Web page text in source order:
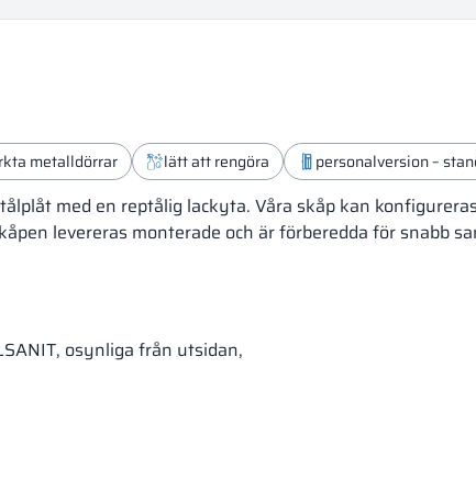
metalldörrar lätt att rengöra personalversion –
med en reptålig lackyta. Våra skåp kan
levereras monterade och är förberedda för snabb
osynliga från utsidan,